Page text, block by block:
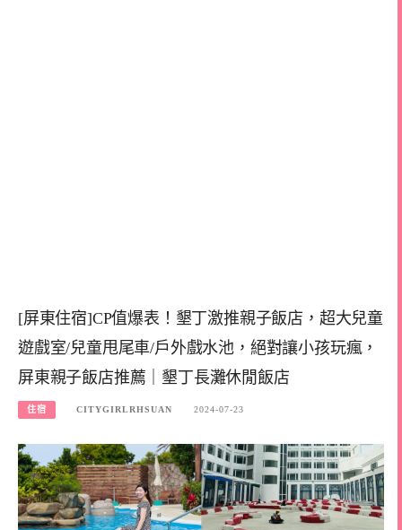
[屏東住宿]CP值爆表！墾丁激推親子飯店，超大兒童
遊戲室/兒童甩尾車/戶外戲水池，絕對讓小孩玩瘋，
屏東親子飯店推薦｜墾丁長灘休閒飯店
住宿 CITYGIRLRHSUAN 2024-07-23